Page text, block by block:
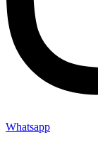
Whatsapp